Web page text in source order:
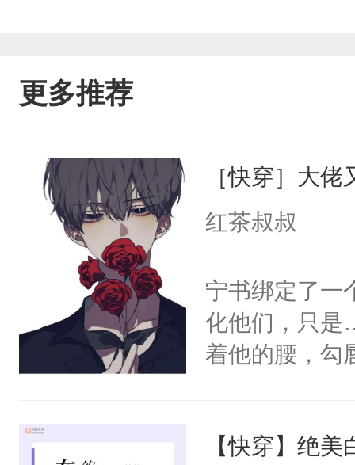
更多推荐
［快穿］大
红茶叔叔
宁书绑定了一
化他们，只是
着他的腰，勾
来，给老公
【快穿】绝